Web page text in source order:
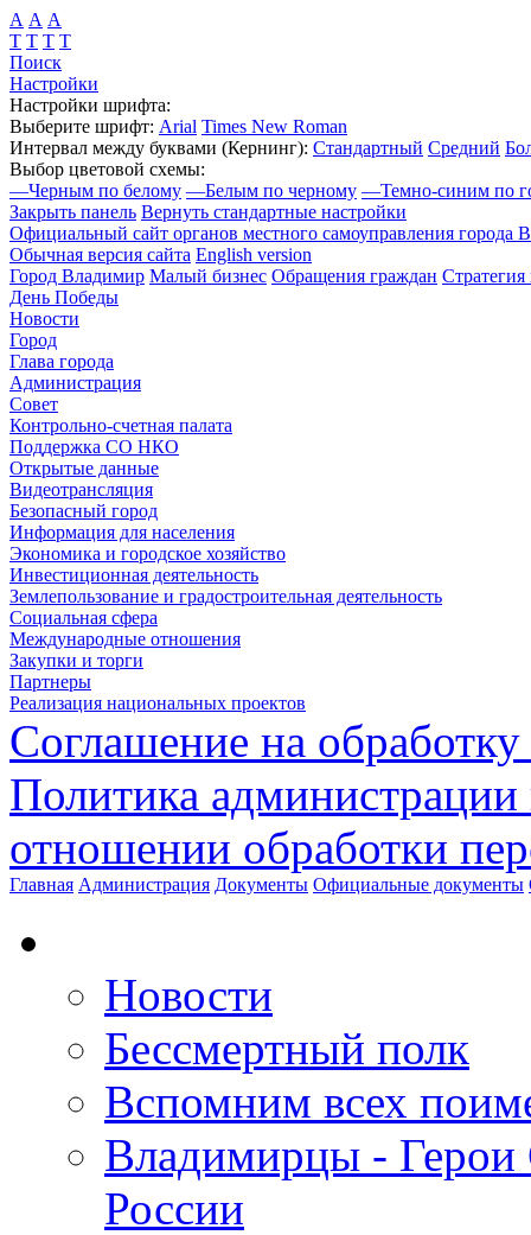
А А А
Т Т Т Т
Поиск
Настройки
Настройки шрифта:
Выберите шрифт: Arial Times New Roman
Интервал между буквами (Кернинг): Стандартный Средний
Выбор цветовой схемы:
—Черным по белому —Белым по черному —Темно-синим по
Закрыть панель Вернуть стандартные настройки
Официальный сайт органов местного самоуправления города
Обычная версия сайта English version
Город Владимир Малый бизнес Обращения граждан Стратегия
День Победы
Новости
Город
Глава города
Администрация
Совет
Контрольно-счетная палата
Поддержка СО НКО
Открытые данные
Видеотрансляция
Безопасный город
Информация для населения
Экономика и городское хозяйство
Инвестиционная деятельность
Землепользование и градостроительная деятельность
Социальная сфера
Международные отношения
Закупки и торги
Партнеры
Реализация национальных проектов
Соглашение на
Политика
отношении обработки
Главная Администрация Документы Официальные документы
Новости
Бессмертный полк
Вспомним всех
Владимирцы - Герои
России